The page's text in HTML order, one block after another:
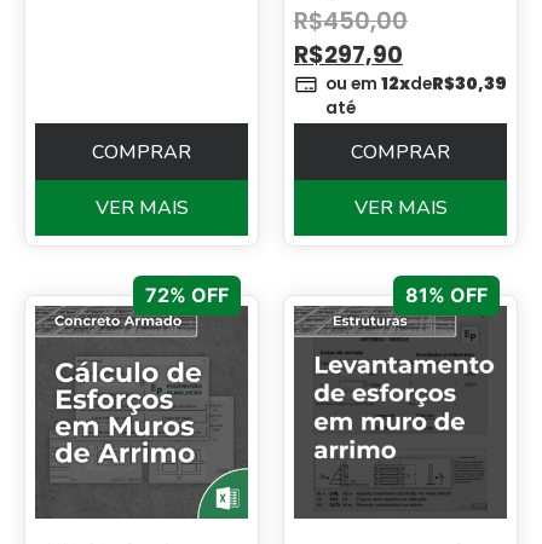
COMPRAR
VER MAIS
R$450,00
R$297,90
ou em
até
12xdeR$30,39
COMPRAR
VER MAIS
72% OFF 81% OFF